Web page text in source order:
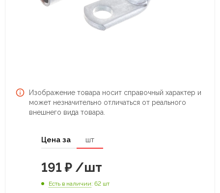
Изображение товара носит справочный характер и
может незначительно отличаться от реального
внешнего вида товара.
Цена за шт
191 ₽ /шт
Есть в наличии: 62 шт